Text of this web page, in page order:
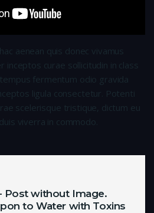
aenean quis donec vivamus
curae sollicitudin in class
fermentum odio gravida
ligula consectetur. Potenti
scelerisque tristique, dictum eu
viverra in commodo.
de Post
Post without Image.
to Water with Toxins